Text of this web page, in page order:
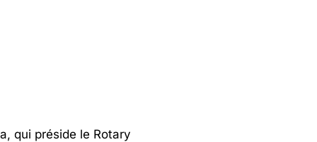
qui préside le Rotary